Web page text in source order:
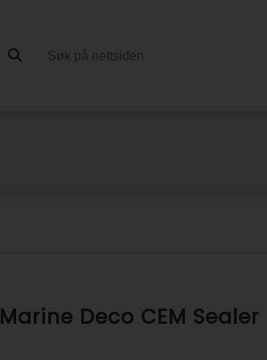
Marine Deco CEM Sealer